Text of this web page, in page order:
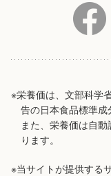
※栄養価は、文部科学
告の日本食品標準成
また、栄養価は自
ります。
※当サイトが提供する